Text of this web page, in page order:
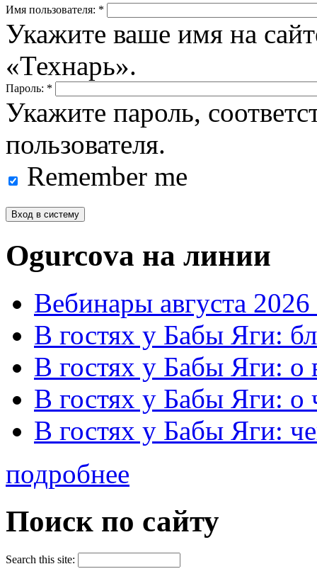
Имя пользователя: *
Укажите ваше имя на
«Технарь».
Пароль: *
Укажите пароль,
пользователя.
Remember me
Ogurcova на линии
Вебинары августа 2026
В гостях у Бабы Яги:
В гостях у Бабы Яги:
В гостях у Бабы Яги: о
В гостях у Бабы Яги:
подробнее
Поиск по сайту
Search this site: